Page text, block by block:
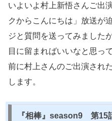
いよいよ村上新悟さんご出
クからこんにちは」放送が
ジと質問を送ってみました
目に留まればいいなと思っ
前に村上さんのご出演され
します。
『相棒』season9 第